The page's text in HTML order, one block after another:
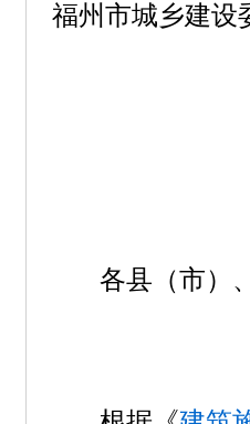
福州市城乡建设
各县（市）、